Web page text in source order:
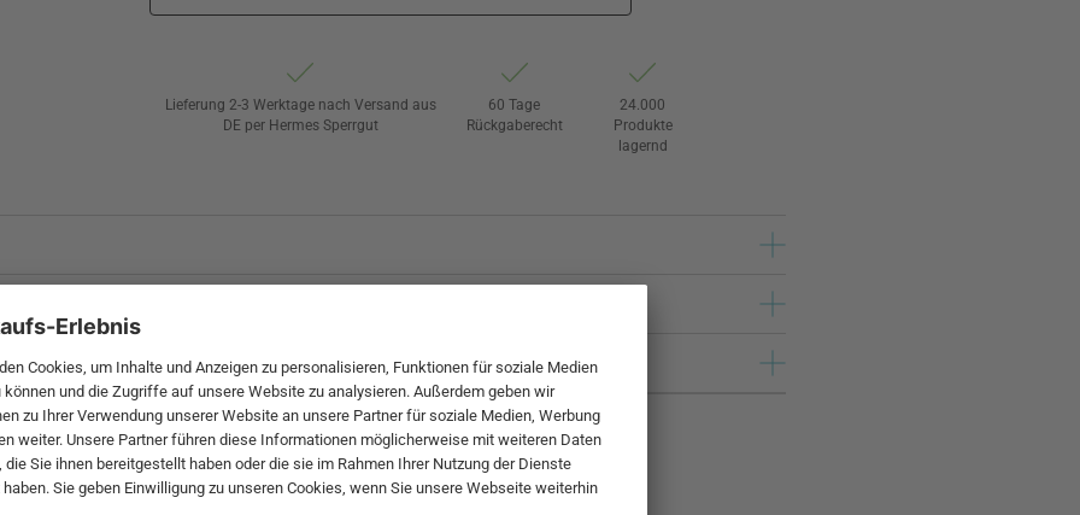
Lieferung 2-3 Werktage nach Versand aus
DE per Hermes Sperrgut
60 Tage
Rückgaberecht
24.000
Produkte
lagernd